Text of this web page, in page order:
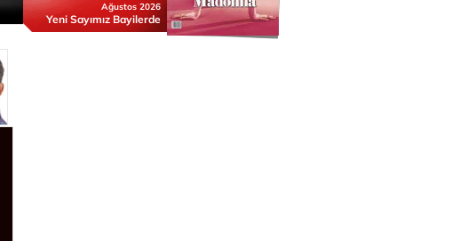
Ağustos 2026
Yeni Sayımız Bayilerde